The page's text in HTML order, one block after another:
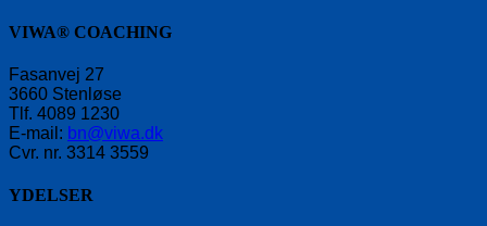
VIWA® COACHING
Fasanvej 27
3660 Stenløse
Tlf. 4089 1230
E-mail: bn@viwa.dk
Cvr. nr. 3314 3559
YDELSER